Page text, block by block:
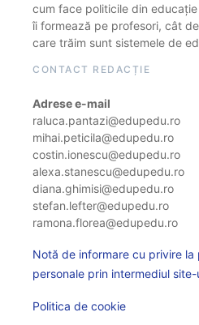
cum face politicile din
îi formează pe profesori, cât
care trăim sunt sistemele de
CONTACT REDACȚIE
Adrese e-mail
raluca.pantazi@edupedu.ro
mihai.peticila@edupedu.ro
costin.ionescu@edupedu.ro
alexa.stanescu@edupedu.ro
diana.ghimisi@edupedu.ro
stefan.lefter@edupedu.ro
ramona.florea@edupedu.ro
Notă de informare cu privire
personale prin intermediul site-
Politica de cookie